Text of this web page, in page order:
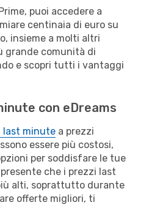
puoi accedere a
centinaia di euro su
insieme a molti altri
grande comunità di
e scopri tutti i vantaggi
con eDreams
last minute a prezzi
essere più costosi,
per soddisfare le tue
che i prezzi last
alti, soprattutto durante
offerte migliori, ti